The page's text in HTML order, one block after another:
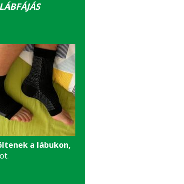
a lábukon,